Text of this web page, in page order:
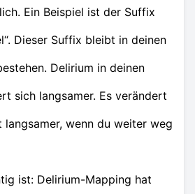
Ein Beispiel ist der Suffix
Dieser Suffix bleibt in deinen
Delirium in deinen
sich langsamer. Es verändert
langsamer, wenn du weiter weg
ist: Delirium-Mapping hat